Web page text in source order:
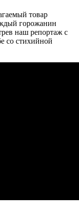
товар
горожанин
наш репортаж с
со стихийной